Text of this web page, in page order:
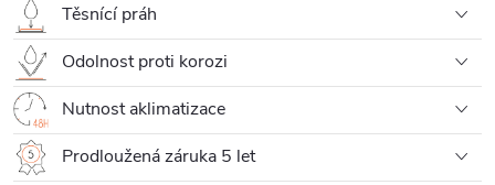
Těsnící práh
Odolnost proti korozi
Nutnost aklimatizace
Prodloužená záruka 5 let